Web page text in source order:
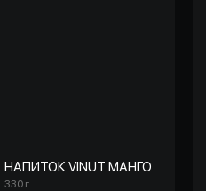
НАПИТОК VINUT МАНГО
330 г